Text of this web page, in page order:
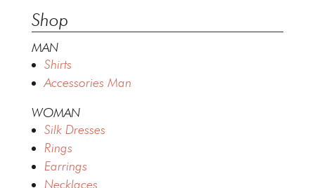
Shop
MAN
Shirts
Accessories Man
WOMAN
Silk Dresses
Rings
Earrings
Necklaces